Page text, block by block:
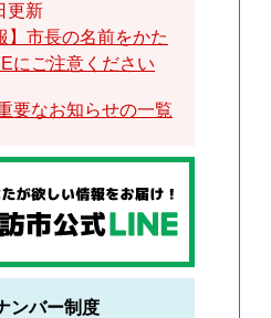
更新
】市長の名前をかた
にご注意ください
要なお知らせの一覧
ンバー制度